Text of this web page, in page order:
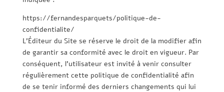
https://fernandesparquets/politique-de-
confidentialite/
L’Éditeur du Site se réserve le droit de la modifier afin
de garantir sa conformité avec le droit en vigueur. Par
conséquent, l’utilisateur est invité à venir consulter
régulièrement cette politique de confidentialité afin
de se tenir informé des derniers changements qui lui